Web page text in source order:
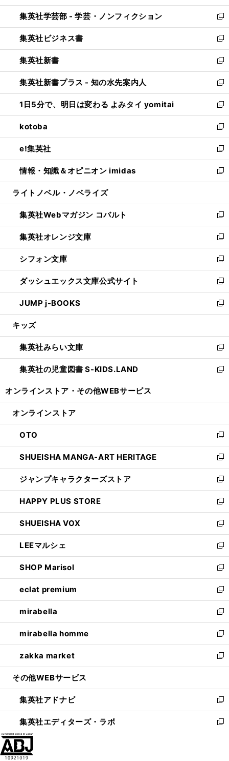
開
く
ウ
で
開
く
ン
ド
ウ
で
開
く
ウ
ィ
ン
ド
ウ
で
開
く
集英社学芸部 - 学芸・ノンフィクション
新
し
い
ウ
ィ
ン
ド
ウ
で
開
く
集英社ビジネス書
新
し
い
ウ
ィ
ン
ド
ウ
で
開
く
集英社新書
新
し
い
ウ
ィ
ン
ド
ウ
で
開
く
集英社新書プラス - 知の水先案内人
新
し
い
ウ
ィ
ン
ド
ウ
で
開
1日5分で、明日は変わる よみタイ yomitai
新
し
い
ウ
ィ
ン
ド
ウ
開
く
kotoba
新
し
い
ウ
ィ
ン
ウ
で
開
く
e!集英社
新
し
い
ウ
ン
ド
ウ
で
開
く
情報・知識＆オピニオン imidas
新
し
ウ
ィ
ン
ド
ウ
で
開
く
ライトノベル・ノベライズ
集英社Webマガジン コバルト
新
し
い
ウ
ィ
ン
ド
ウ
で
開
集英社オレンジ文庫
新
し
い
ウ
ィ
ン
ド
ウ
開
く
シフォン文庫
新
し
い
ウ
ィ
ン
ウ
で
開
く
ダッシュエックス文庫公式サイト
新
し
い
ウ
ン
ド
ウ
で
JUMP j-BOOKS
新
し
ウ
ィ
ン
ド
開
キッズ
集英社みらい文庫
新
し
い
ン
ウ
で
開
く
集英社の児童図書 S-KIDS.LAND
新
ウ
ン
ド
ウ
で
開
く
オンラインストア・ その他WEBサービス
オンラインストア
OTO
新
し
い
ウ
ィ
ン
ド
ウ
で
開
く
SHUEISHA MANGA-ART HERITAGE
新
し
い
ウ
ィ
ン
ド
ウ
で
開
く
ジャンプキャラクターズストア
新
し
い
ウ
ィ
ン
ド
ウ
で
開
く
HAPPY PLUS STORE
新
し
い
ウ
ィ
ン
ド
ウ
で
開
く
SHUEISHA VOX
新
し
い
ウ
ィ
ン
ド
ウ
で
開
く
LEEマルシェ
新
し
い
ウ
ィ
ン
ド
ウ
で
開
く
SHOP Marisol
新
し
い
ウ
ィ
ン
ド
ウ
で
開
eclat premium
新
し
い
ウ
ィ
ン
ド
ウ
開
く
mirabella
新
し
い
ウ
ィ
ン
ウ
で
開
く
mirabella homme
新
し
い
ウ
ン
ド
ウ
で
zakka market
新
し
ウ
ィ
ン
ド
その他WEBサービス
集英社アドナビ
新
し
い
集英社エディターズ・ラボ
新